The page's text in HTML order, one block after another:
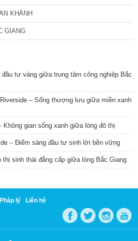
KHÁNH
GIANG
tư vàng giữa trung tâm công nghiệp Bắc
– Sống thượng lưu giữa miền xanh
Không gian sống xanh giữa lòng đô thị
– Điểm sáng đầu tư sinh lời bền vững
thị sinh thái đẳng cấp giữa lòng Bắc Giang
Pháp lý Liên hệ